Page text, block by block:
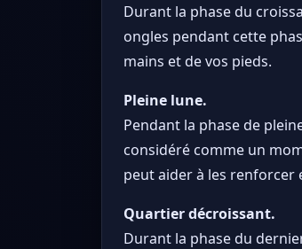
Durant la phase du
ongles pendant cette
mains et de vos pieds.
Pleine lune.
Pendant la phase de
considéré comme un
peut aider à les renforcer
Quartier décroissant.
Durant la phase du